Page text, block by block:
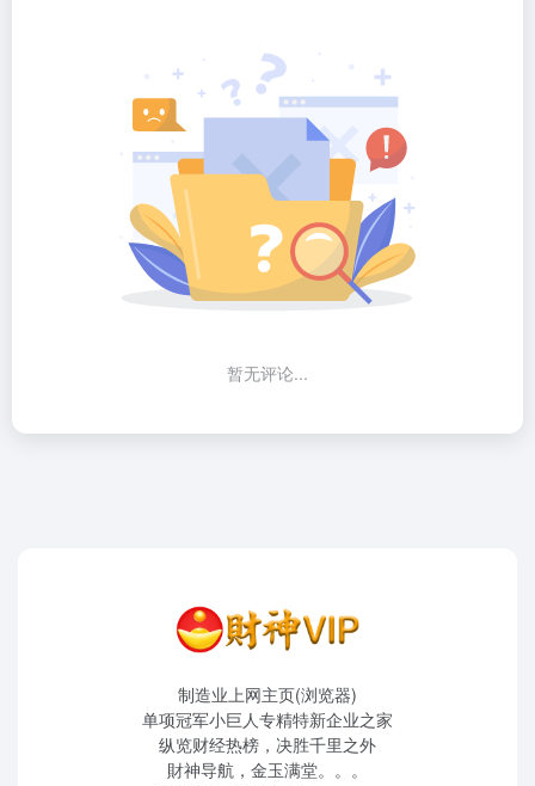
暂无评论...
制造业上网主页(浏览器)
单项冠军小巨人专精特新企业之家
纵览财经热榜，决胜千里之外
財神导航，金玉满堂。。。